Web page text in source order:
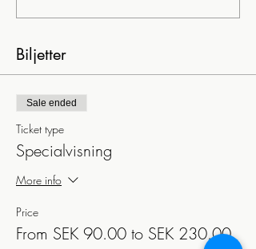
Biljetter
Sale ended
Ticket type
Specialvisning
More info
Price
From SEK 90.00 to SEK 230.00